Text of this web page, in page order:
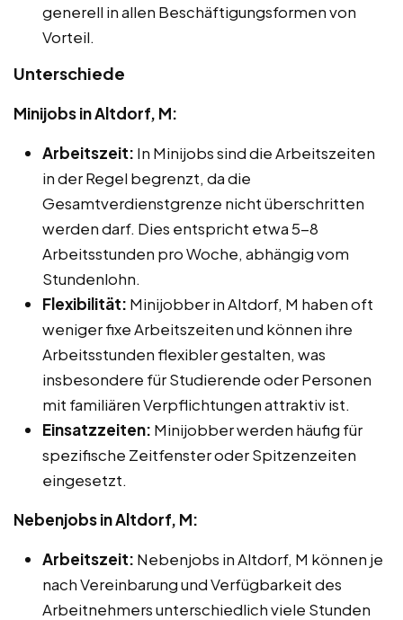
generell in allen Beschäftigungsformen von
Vorteil.
Unterschiede
Minijobs in Altdorf, M:
Arbeitszeit: In Minijobs sind die Arbeitszeiten
in der Regel begrenzt, da die
Gesamtverdienstgrenze nicht überschritten
werden darf. Dies entspricht etwa 5-8
Arbeitsstunden pro Woche, abhängig vom
Stundenlohn.
Flexibilität: Minijobber in Altdorf, M haben oft
weniger fixe Arbeitszeiten und können ihre
Arbeitsstunden flexibler gestalten, was
insbesondere für Studierende oder Personen
mit familiären Verpflichtungen attraktiv ist.
Einsatzzeiten: Minijobber werden häufig für
spezifische Zeitfenster oder Spitzenzeiten
eingesetzt.
Nebenjobs in Altdorf, M:
Arbeitszeit: Nebenjobs in Altdorf, M können je
nach Vereinbarung und Verfügbarkeit des
Arbeitnehmers unterschiedlich viele Stunden